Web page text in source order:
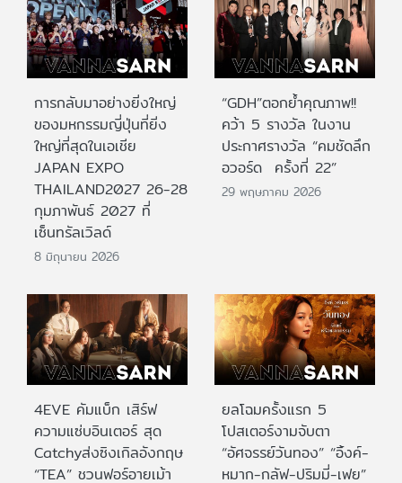
การกลับมาอย่างยิ่งใหญ่
ของมหกรรมญี่ปุ่นที่ยิ่ง
ใหญ่ที่สุดในเอเชีย
JAPAN EXPO
THAILAND2027 26-28
กุมภาพันธ์ 2027 ที่
เซ็นทรัลเวิลด์
8 มิถุนายน 2026
“GDH”ตอกย้ำคุณภาพ!!
คว้า 5 รางวัล ในงาน
ประกาศรางวัล “คมชัดลึก
อวอร์ด ครั้งที่ 22”
29 พฤษภาคม 2026
4EVE คัมแบ็ก เสิร์ฟ
ความแซ่บอินเตอร์ สุด
Catchyส่งซิงเกิลอังกฤษ
“TEA” ชวนฟอร์อายเม้า
ยลโฉมครั้งแรก 5
โปสเตอร์งามจับตา
“อัศจรรย์วันทอง” “อิ้งค์-
หมาก-กลัฟ-ปริมมี่-เฟย”